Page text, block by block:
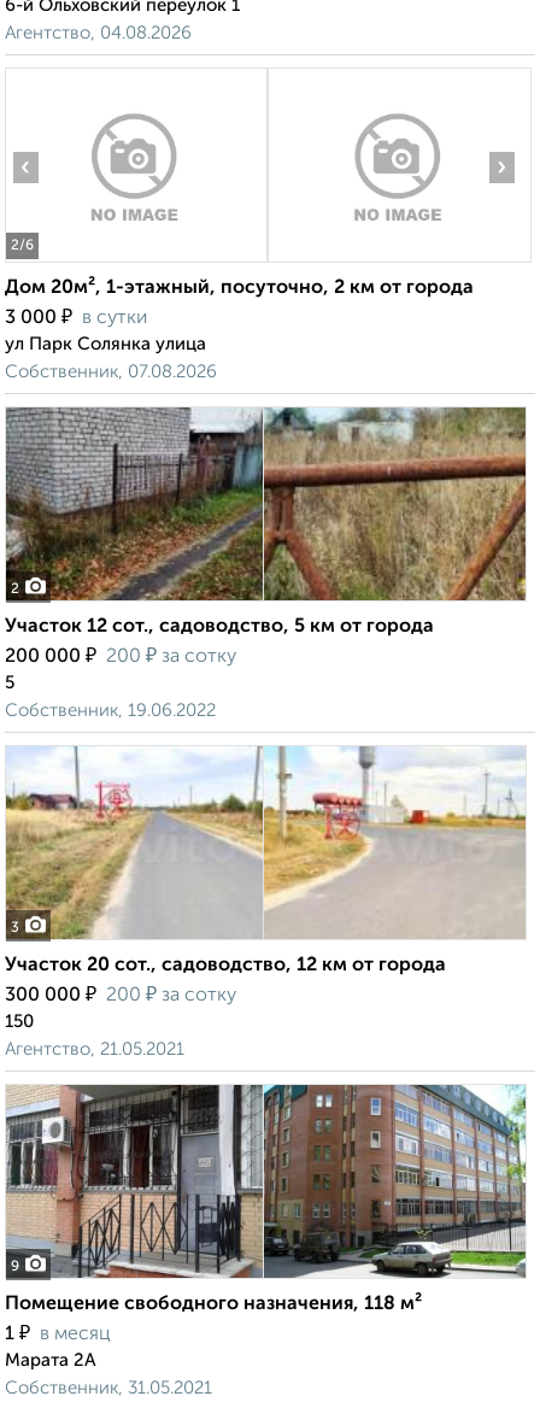
6-й Ольховский переулок 1
Агентство, 04.08.2026
2/6
‹ ›
Дом 20м², 1-этажный, посуточно, 2 км от города
3 000 ₽ в сутки
ул Парк Солянка улица
Собственник, 07.08.2026
2
Участок 12 сот., садоводство, 5 км от города
200 000 ₽ 200 ₽ за сотку
5
Собственник, 19.06.2022
3
Участок 20 сот., садоводство, 12 км от города
300 000 ₽ 200 ₽ за сотку
150
Агентство, 21.05.2021
9
Помещение свободного назначения, 118 м²
1 ₽ в месяц
Марата 2А
Собственник, 31.05.2021